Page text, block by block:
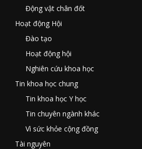
Động vật chân đốt
Hoạt động Hội
Đào tạo
Hoạt động hội
Nghiên cứu khoa học
Tin khoa học chung
Tin khoa học Y học
Tin chuyên ngành khác
Vì sức khỏe cộng đồng
Tài nguyên